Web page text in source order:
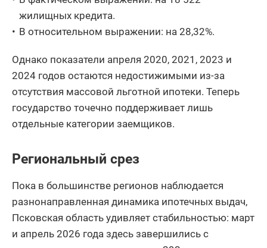
жилищных кредита.
В относительном выражении: на 28,32%.
Однако показатели апреля 2020, 2021, 2023 и
2024 годов остаются недостижимыми из-за
отсутствия массовой льготной ипотеки. Теперь
государство точечно поддерживает лишь
отдельные категории заемщиков.
Региональный срез
Пока в большинстве регионов наблюдается
разнонаправленная динамика ипотечных выдач,
Псковская область удивляет стабильностью: март
и апрель 2026 года здесь завершились с